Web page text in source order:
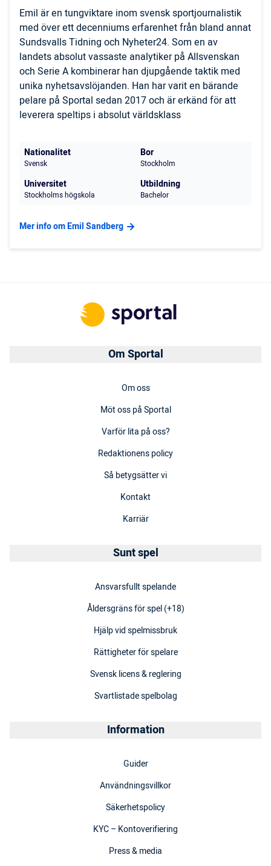
Emil är en tungviktare inom svensk sportjournalistik
med över ett decenniums erfarenhet från bland annat
Sundsvalls Tidning och Nyheter24. Som en av
landets absolut vassaste analytiker på Allsvenskan
och Serie A kombinerar han djupgående taktik med
unika nyhetsavslöjanden. Han har varit en bärande
pelare på Sportal sedan 2017 och är erkänd för att
leverera speltips i absolut världsklass
Nationalitet
Svensk
Bor
Stockholm
Universitet
Stockholms högskola
Utbildning
Bachelor
Mer info om Emil Sandberg
Om Sportal
Om oss
Möt oss på Sportal
Varför lita på oss?
Redaktionens policy
Så betygsätter vi
Kontakt
Karriär
Sunt spel
Ansvarsfullt spelande
Åldersgräns för spel (+18)
Hjälp vid spelmissbruk
Rättigheter för spelare
Svensk licens & reglering
Svartlistade spelbolag
Information
Guider
Användningsvillkor
Säkerhetspolicy
KYC – Kontoverifiering
Press & media